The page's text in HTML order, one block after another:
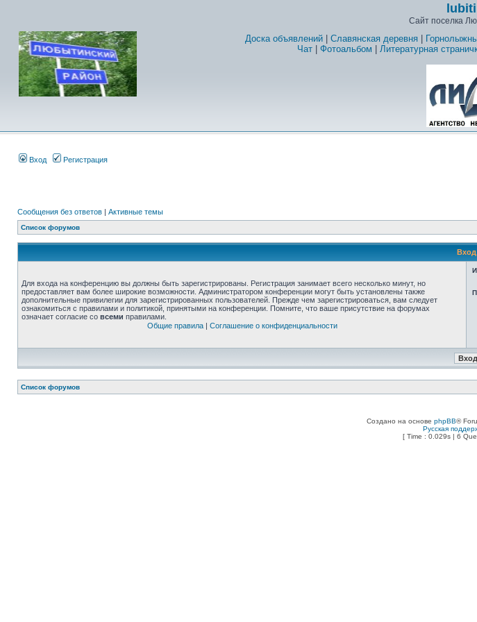
Сайт поселка
Доска объявлений Славянская деревня
Чат
Фотоальбом Литературная
Вход Регистрация
Сообщения без ответов | Активные темы
Список форумов
Вход
Для входа на конференцию вы должны быть зарегистрированы. Регистрация занимает всего несколько минут, но
предоставляет вам более широкие возможности. Администратором конференции могут быть установлены также
дополнительные привилегии для зарегистрированных пользователей. Прежде чем зарегистрироваться, вам следует
ознакомиться с правилами и политикой, принятыми на конференции. Помните, что ваше присутствие на форумах
означает согласие со всеми правилами.
Общие правила| Соглашение о конфиденциальности
Список форумов
Создано на основе phpBB®
Русская
[ Time : 0.029s | 6